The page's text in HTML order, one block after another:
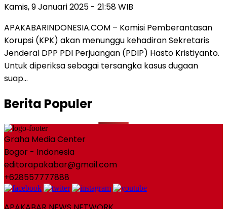
Kamis, 9 Januari 2025 - 21:58 WIB
APAKABARINDONESIA.COM – Komisi Pemberantasan
Korupsi (KPK) akan menunggu kehadiran Sekretaris
Jenderal DPP PDI Perjuangan (PDIP) Hasto Kristiyanto.
Untuk diperiksa sebagai tersangka kasus dugaan
suap…
Berita Populer
Graha Media Center
Bogor - Indonesia
editorapakabar@gmail.com
+628557777888